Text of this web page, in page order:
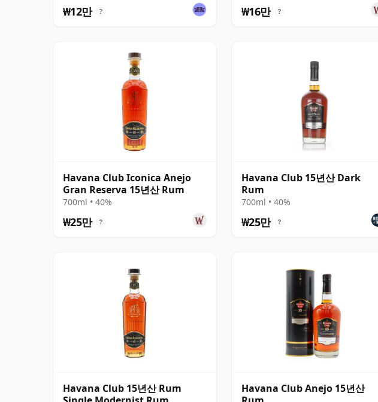
₩12만 ? ₩16만 ?
Havana Club Iconica Anejo
Gran Reserva 15년산 Rum
700ml • 40%
₩25만 ?
Havana Club 15년산 Dark
Rum
700ml • 40%
₩25만 ?
Havana Club 15년산 Rum
Havana Club Anejo 15년산